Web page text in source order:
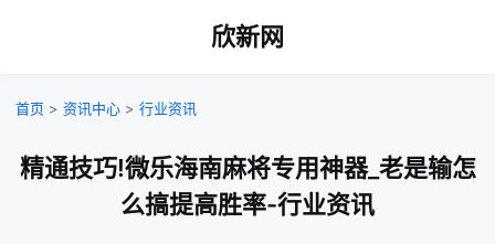
欣新网
首页 > 资讯中心 > 行业资讯
精通技巧!微乐海南麻将专用神器_老是输怎
么搞提高胜率-行业资讯